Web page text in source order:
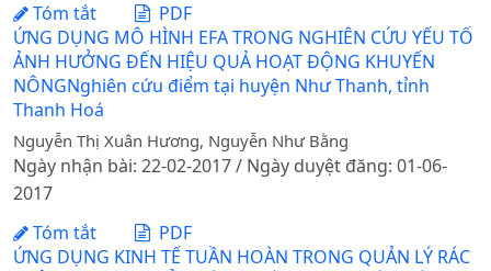
Tóm tắt
PDF
ỨNG DỤNG MÔ HÌNH EFA TRONG NGHIÊN CỨU YẾU TỐ
ẢNH HƯỞNG ĐẾN HIỆU QUẢ HOẠT ĐỘNG KHUYẾN
NÔNGNghiên cứu điểm tại huyện Như Thanh, tỉnh
Thanh Hoá
Nguyễn Thị Xuân Hương, Nguyễn Như Bằng
Ngày nhận bài: 22-02-2017 / Ngày duyệt đăng: 01-06-
2017
Tóm tắt
PDF
ỨNG DỤNG KINH TẾ TUẦN HOÀN TRONG QUẢN LÝ RÁC